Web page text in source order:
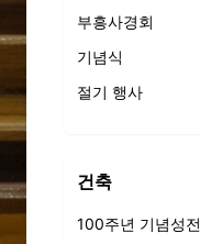
부흥사경회
기념식
절기 행사
사랑방 찻집
세례식
건축
100주년 기념성전